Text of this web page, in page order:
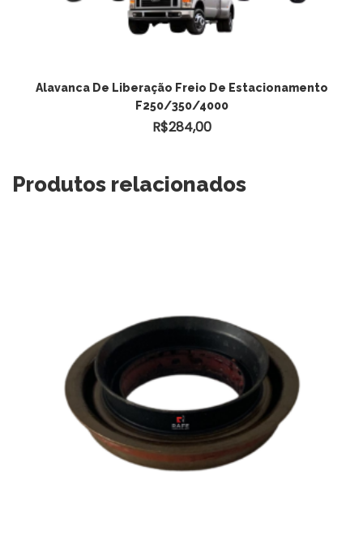
ADICIONAR AO CARRINHO
Alavanca De Liberação Freio De Estacionamento
F250/350/4000
R$284,00
Produtos relacionados